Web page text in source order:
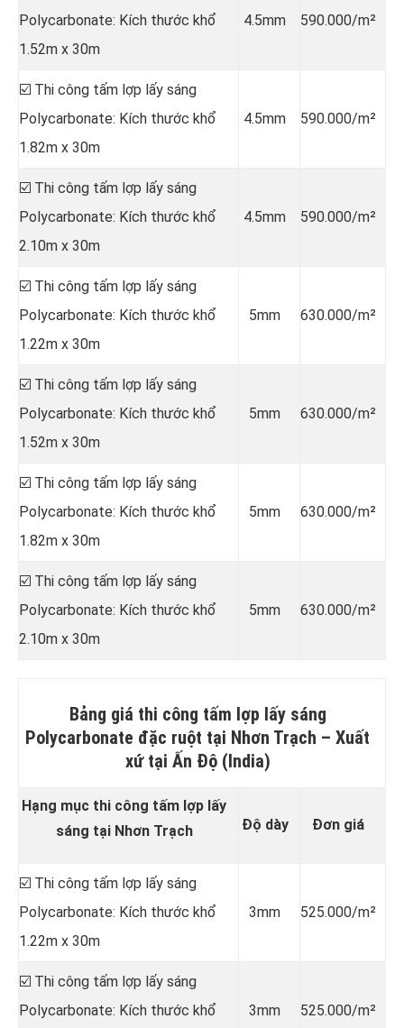
Polycarbonate: Kích thước khổ
1.52m x 30m
4.5mm 590.000/m²
☑️ Thi công tấm lợp lấy sáng
Polycarbonate: Kích thước khổ
1.82m x 30m
4.5mm 590.000/m²
☑️ Thi công tấm lợp lấy sáng
Polycarbonate: Kích thước khổ
2.10m x 30m
4.5mm 590.000/m²
☑️ Thi công tấm lợp lấy sáng
Polycarbonate: Kích thước khổ
1.22m x 30m
5mm 630.000/m²
☑️ Thi công tấm lợp lấy sáng
Polycarbonate: Kích thước khổ
1.52m x 30m
5mm 630.000/m²
☑️ Thi công tấm lợp lấy sáng
Polycarbonate: Kích thước khổ
1.82m x 30m
5mm 630.000/m²
☑️ Thi công tấm lợp lấy sáng
Polycarbonate: Kích thước khổ
2.10m x 30m
5mm 630.000/m²
Bảng giá thi công tấm lợp lấy sáng
Polycarbonate đặc ruột tại Nhơn Trạch – Xuất
xứ tại Ấn Độ (India)
Hạng mục thi công tấm lợp lấy
sáng tại Nhơn Trạch
Độ dày Đơn giá
☑️ Thi công tấm lợp lấy sáng
Polycarbonate: Kích thước khổ
1.22m x 30m
3mm 525.000/m²
☑️ Thi công tấm lợp lấy sáng
Polycarbonate: Kích thước khổ
3mm 525.000/m²